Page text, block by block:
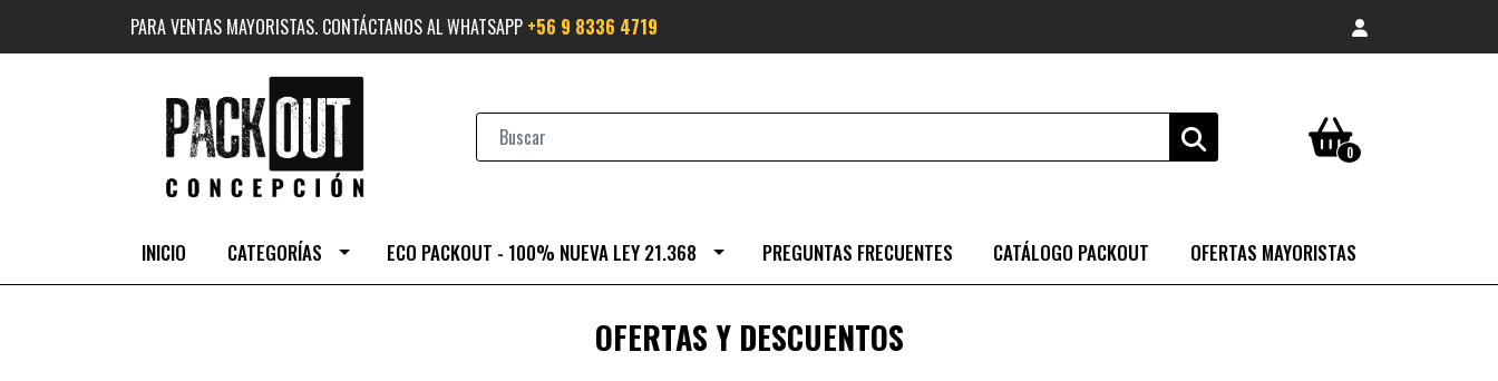
PARA VENTAS MAYORISTAS. CONTÁCTANOS AL WHATSAPP +56 9 8336 4719
0
INICIO CATEGORÍAS ECO PACKOUT - 100% NUEVA LEY 21.368 PREGUNTAS FRECUENTES CATÁLOGO PACKOUT OFERTAS MAYORISTAS
OFERTAS Y DESCUENTOS